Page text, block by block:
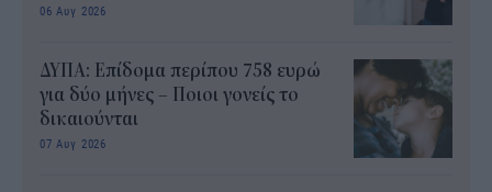
06 Αυγ 2026
ΔΥΠΑ: Επίδομα περίπου 758 ευρώ
για δύο μήνες – Ποιοι γονείς το
δικαιούνται
07 Αυγ 2026